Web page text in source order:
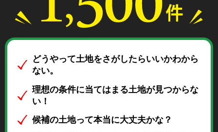
どうやって土地をさがしたらいいかわから
ない。
理想の条件に当てはまる土地が見つからな
い！
候補の土地って本当に大丈夫かな？